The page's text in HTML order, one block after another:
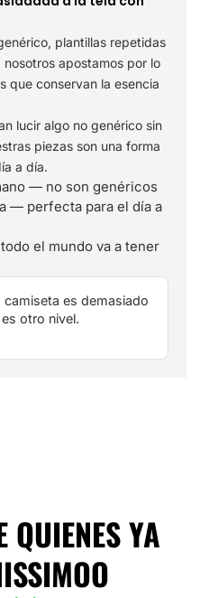
plantillas repetidas
apostamos por lo
que conservan la esencia
lucir algo no genérico sin
piezas son una forma
a día.
— no son genéricos
— perfecta para el día a
el mundo va a tener
camiseta es demasiado
otro nivel.
QUIENES YA